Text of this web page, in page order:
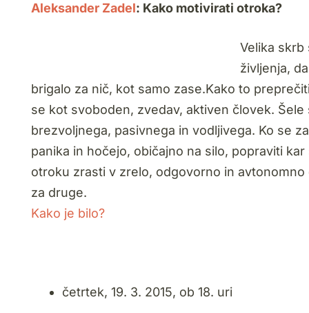
Aleksander Zadel: Kako motivirati otroka?
Velika skrb
življenja,
brigalo za nič, kot samo zase.Kako to
se kot svoboden, zvedav, aktiven človek.
brezvoljnega, pasivnega in vodljivega. Ko se
panika in hočejo, običajno na silo, popraviti
otroku zrasti v zrelo, odgovorno in
za druge.
Kako je bilo?
četrtek, 19. 3. 2015, ob 18. uri